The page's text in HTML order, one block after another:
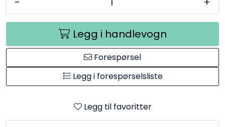
Legg i handlevogn
Forespørsel
Legg i forespørselsliste
Legg til favoritter